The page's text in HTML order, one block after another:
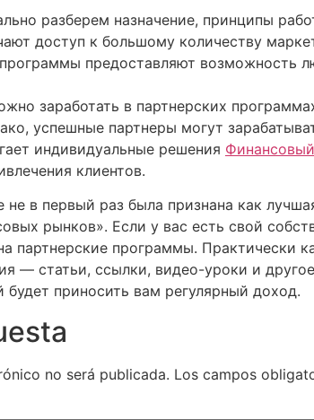
разберем назначение, принципы
доступ к большому количеству
предоставляют возможность
заработать в партнерских
успешные партнеры могут
индивидуальные решения
клиентов.
в первый раз была признана как
рынков». Если у вас есть свой
партнерские программы. Практически
— статьи, ссылки, видео-уроки и
приносить вам регулярный доход.
no será publicada. Los campos